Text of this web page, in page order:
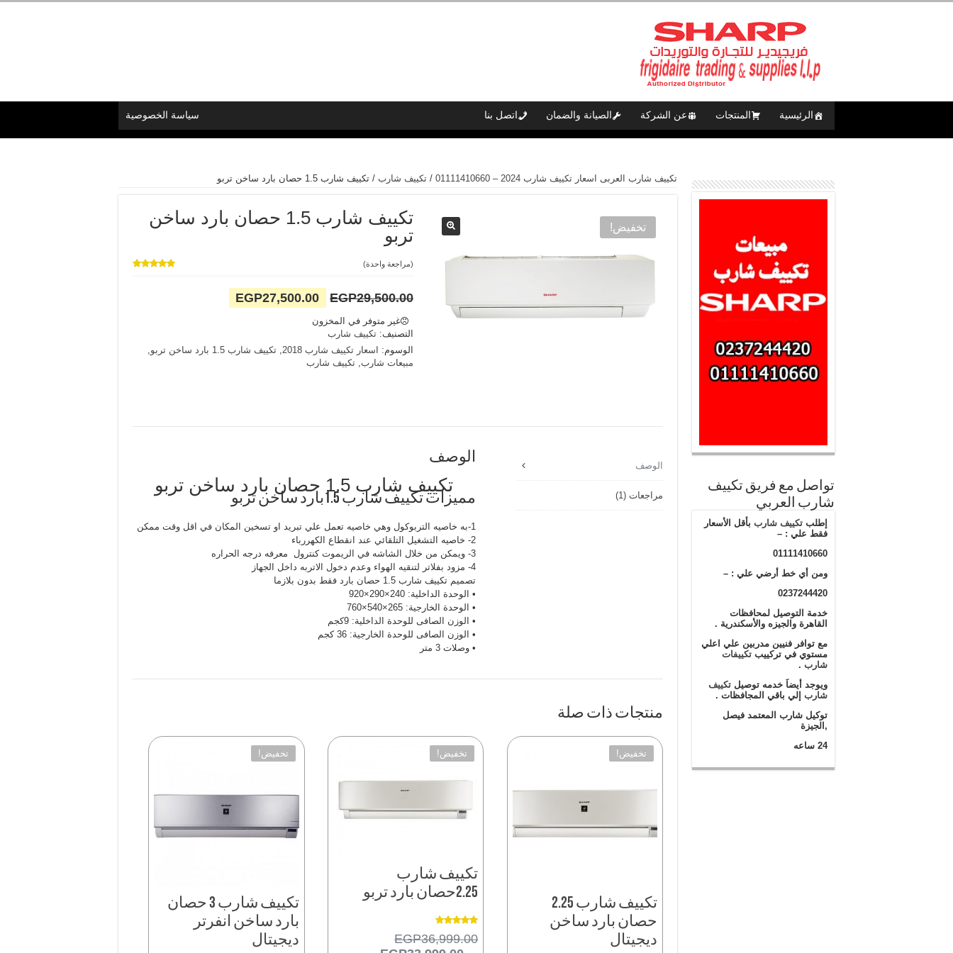
الرئيسية المنتجات عن الشركة الصيانة والضمان سياسة الخصوصية اتصل بنا
تكييف شارب العربى اسعار تكييف شارب 2024 – 01111410660 / تكييف شارب / تكييف شارب 1.5 حصان بارد ساخن تربو
تخفيض!
تكييف شارب 1.5 حصان بارد ساخن
تربو
(مراجعة واحدة)
EGP29,500.00
السعر
الأصلي
هو:
EGP27,500.00
الحالي
غير متوفر في المخزون
التصنيف: تكييف شارب
الوسوم:
اسعار تكييف شارب 2018 , تكييف شارب 1.5 بارد ساخن تربو
,
مبيعات شارب, تكييف شارب
الوصف
مراجعات (1)
الوصف
تكييف شارب 1.5 حصان بارد ساخن تربو
مميزات تكييف شارب 1.5بارد ساخن تربو
1-به خاصيه التربوكول وهي خاصيه تعمل علي تبريد او تسخين المكان في اقل وقت ممكن
2- خاصيه التشغيل التلقائي عند انقطاع الكهررباء
3- ويمكن من خلال الشاشه في الريموت كنترول معرفه درجه الحراره
4- مزود بفلاتر لتنقيه الهواء وعدم دخول الاتربه داخل الجهاز
تصميم تكييف شارب 1.5 حصان بارد فقط بدون بلازما
• الوحدة الداخلية: 240×290×920
• الوحدة الخارجية: 265×540×760
• الوزن الصافى للوحدة الداخلية: 9كجم
• الوزن الصافى للوحدة الخارجية: 36 كجم
• وصلات 3 متر
منتجات ذات صلة
تخفيض!
تكييف شارب 2.25
حصان بارد ساخن
ديجيتال
تخفيض!
تكييف شارب
2.25حصان بارد تربو
تم التقييم
5.00من 5 EGP36,999.00
تخفيض!
تكييف شارب 3 حصان
بارد ساخن انفرتر
ديجيتال
تواصل مع فريق تكييف
شارب العربي
إطلب تكييف شارب بأقل الأسعار
فقط علي : –
01111410660
ومن أي خط أرضي علي : –
0237244420
خدمة التوصيل لمحافظات
القاهرة والجيزه والأسكندرية .
مع توافر فنيين مدربين علي اعلي
مستوي في تركييب تكييفات
شارب .
ويوجد أيضاَ خدمه توصيل تكييف
شارب إلي باقي المجافظات .
توكيل شارب المعتمد فيصل
,الجيزة
24 ساعه